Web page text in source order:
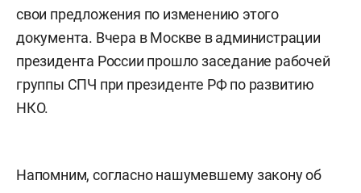
свои предложения по изменению этого
документа. Вчера в Москве в администрации
президента России прошло заседание рабочей
группы СПЧ при президенте РФ по развитию
НКО.
Напомним, согласно нашумевшему закону об